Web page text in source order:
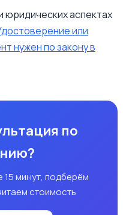
аспектах
или
нужен по закону в
по
15 минут, подберём
стоимость